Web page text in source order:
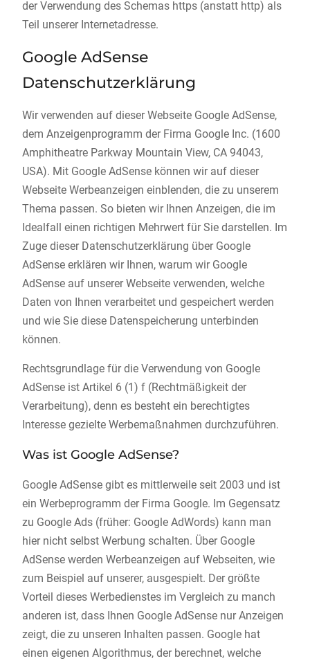
der Verwendung des Schemas https (anstatt http) als
Teil unserer Internetadresse.
Google AdSense
Datenschutzerklärung
Wir verwenden auf dieser Webseite Google AdSense,
dem Anzeigenprogramm der Firma Google Inc. (1600
Amphitheatre Parkway Mountain View, CA 94043,
USA). Mit Google AdSense können wir auf dieser
Webseite Werbeanzeigen einblenden, die zu unserem
Thema passen. So bieten wir Ihnen Anzeigen, die im
Idealfall einen richtigen Mehrwert für Sie darstellen. Im
Zuge dieser Datenschutzerklärung über Google
AdSense erklären wir Ihnen, warum wir Google
AdSense auf unserer Webseite verwenden, welche
Daten von Ihnen verarbeitet und gespeichert werden
und wie Sie diese Datenspeicherung unterbinden
können.
Rechtsgrundlage für die Verwendung von Google
AdSense ist Artikel 6 (1) f (Rechtmäßigkeit der
Verarbeitung), denn es besteht ein berechtigtes
Interesse gezielte Werbemaßnahmen durchzuführen.
Was ist Google AdSense?
Google AdSense gibt es mittlerweile seit 2003 und ist
ein Werbeprogramm der Firma Google. Im Gegensatz
zu Google Ads (früher: Google AdWords) kann man
hier nicht selbst Werbung schalten. Über Google
AdSense werden Werbeanzeigen auf Webseiten, wie
zum Beispiel auf unserer, ausgespielt. Der größte
Vorteil dieses Werbedienstes im Vergleich zu manch
anderen ist, dass Ihnen Google AdSense nur Anzeigen
zeigt, die zu unseren Inhalten passen. Google hat
einen eigenen Algorithmus, der berechnet, welche